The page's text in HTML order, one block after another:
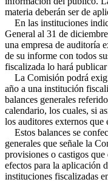
materia deberán ser de
En las instituciones
General al 31 de
una empresa de auditoría
de su informe con todos
fiscalizada lo hará
La Comisión podrá
año a una institución
balances generales
calendario, los cuales, si
los auditores externos que
Estos balances se
generales que señale la
provisiones o castigos
efectos para la aplicación
instituciones fiscalizadas